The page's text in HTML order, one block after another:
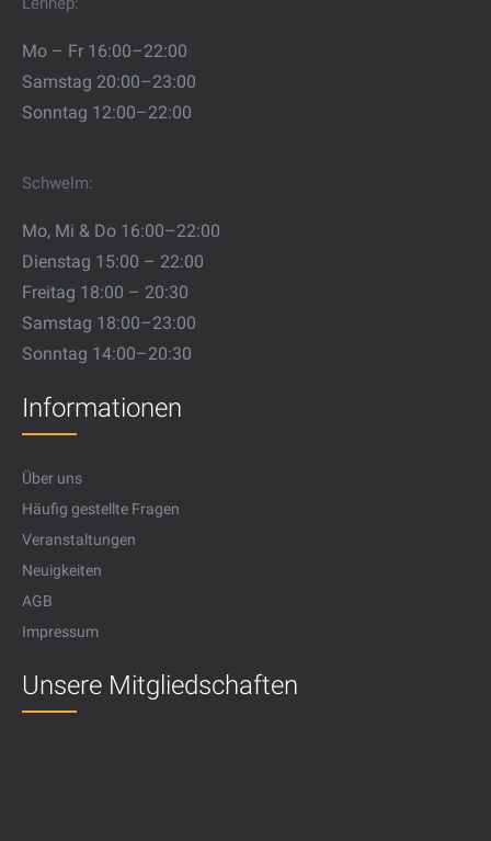
Mo – Fr 16:00–22:00
Samstag 20:00–23:00
Sonntag 12:00–22:00
Schwelm:
Mo, Mi & Do 16:00–22:00
Dienstag 15:00 – 22:00
Freitag 18:00 – 20:30
Samstag 18:00–23:00
Sonntag 14:00–20:30
Informationen
Über uns
Häufig gestellte Fragen
Veranstaltungen
Neuigkeiten
AGB
Impressum
Unsere Mitgliedschaften